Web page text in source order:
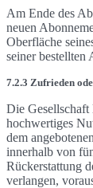
Am Ende des
neuen
Oberfläche
seiner bestellten
7.2.3 Zufrieden
Die
hochwertiges
dem
innerhalb von
Rückerstattung
verlangen,